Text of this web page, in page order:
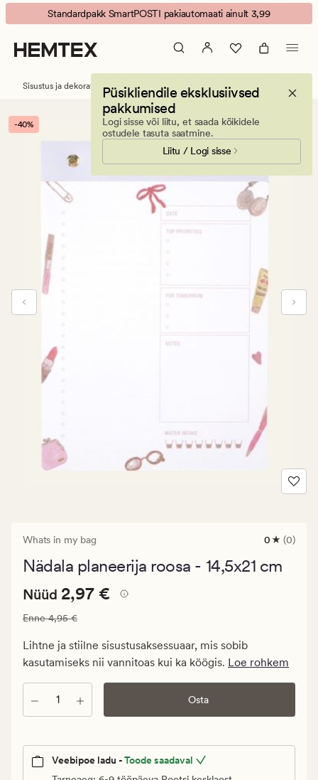
Whats
in
my
bag
planeerija
Animated
banner.
Press
ESCAPE
Standardpakk SmartPOSTI pakiautomaati ainult 3,99
Püsikliendile eksklusiivsed
pakkumised
Logi sisse või liitu, et saada kõikidele
ostudele tasuta saatmine.
Liitu / Logi sisse
Sisustus ja dekoratiivesemed Kontoritarvikud Märkmikud
-40%
Whats in my bag
0
keskmise
0 (0)
Nädala planeerija roosa - 14,5x21 cm
Nåværende
2,97
€.
Vanlig
Nåværende pris_ee
Nüüd 2,97 €
Vanlig pris_ee
Enne4,95 €
Lihtne ja stiilne sisustusaksessuaar, mis sobib
kasutamiseks nii vannitoas kui ka köögis. Loe rohkem
Kogus Osta
Veebipoe ladu -Toode saadaval